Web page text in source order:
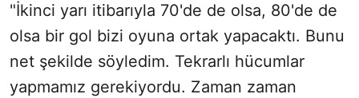
"İkinci yarı itibarıyla 70'de de olsa, 80'de de
olsa bir gol bizi oyuna ortak yapacaktı. Bunu
net şekilde söyledim. Tekrarlı hücumlar
yapmamız gerekiyordu. Zaman zaman